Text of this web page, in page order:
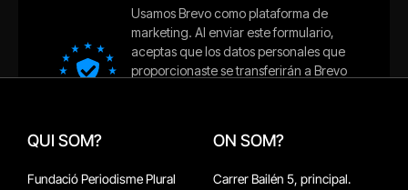
QUI SOM?
Fundació Periodisme Plural
ON SOM?
Carrer Bailén 5, principal.